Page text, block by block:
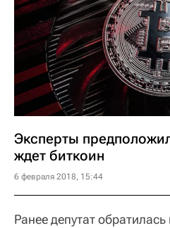
Эксперты
ждет биткоин
6 февраля 2018, 15:44
Ранее депутат обратилась